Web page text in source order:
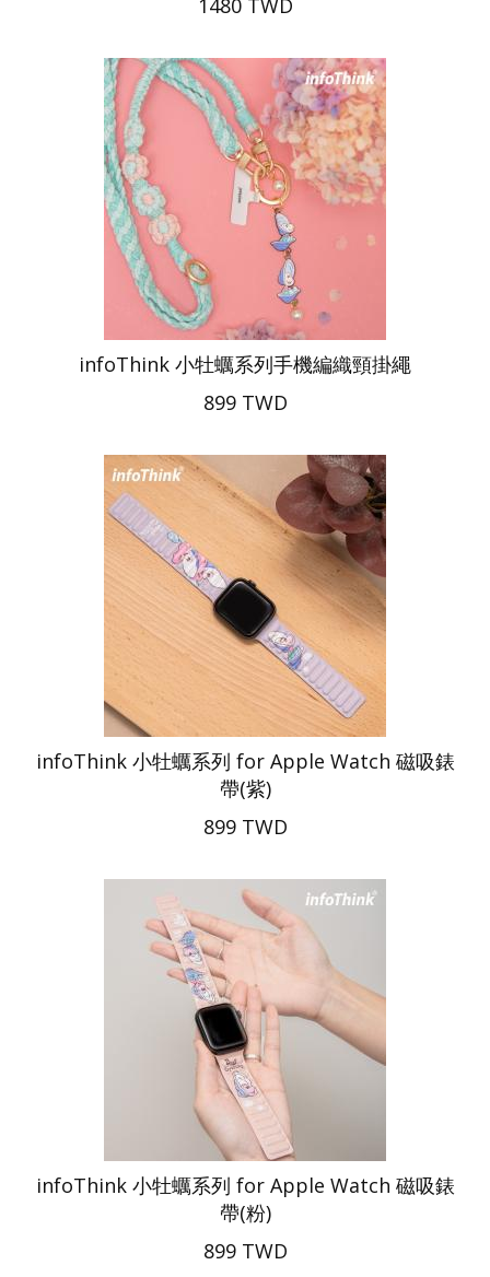
1480 TWD
infoThink 小牡蠣系列手機編織頸掛繩
899 TWD
infoThink 小牡蠣系列 for Apple Watch 磁吸錶
帶(紫)
899 TWD
infoThink 小牡蠣系列 for Apple Watch 磁吸錶
帶(粉)
899 TWD